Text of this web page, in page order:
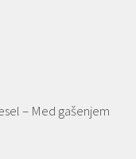
– Med gašenjem